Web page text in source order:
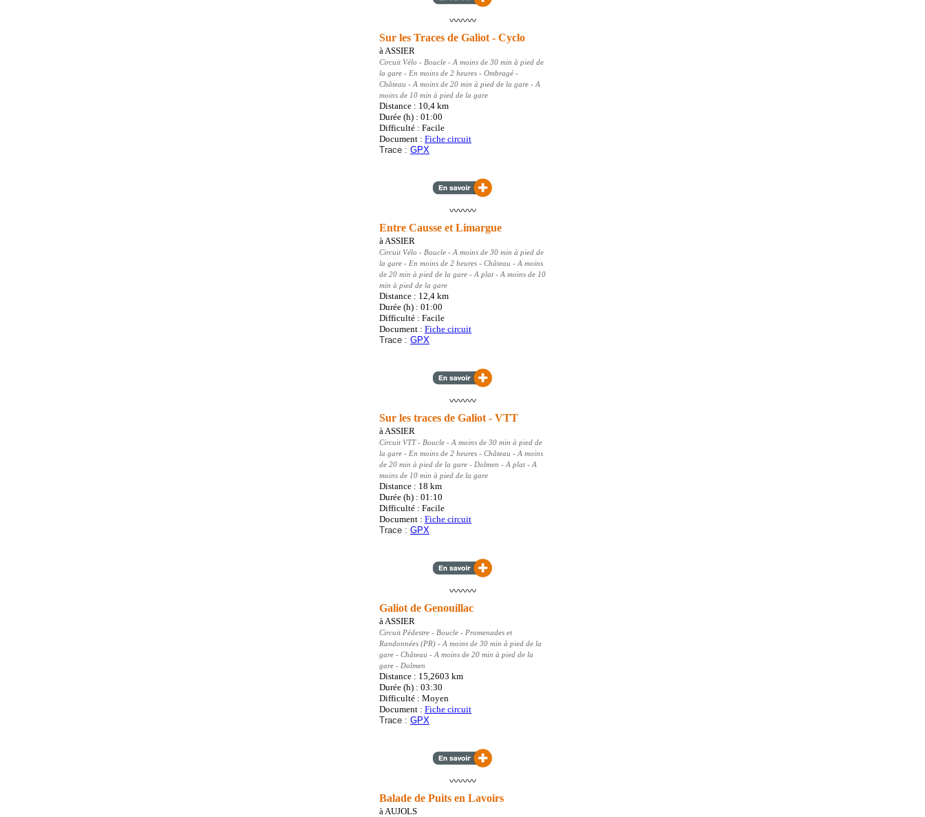
〰️〰️〰️
Sur les Traces de Galiot - Cyclo
àASSIER
Circuit Vélo - Boucle - A moins de 30 min à pied de
la gare - En moins de 2 heures - Ombragé -
Château - A moins de 20 min à pied de la gare - A
moins de 10 min à pied de la gare
Distance : 10,4 km
Durée (h) : 01:00
Difficulté : Facile
Document : Fiche circuit
Trace : GPX
〰️〰️〰️
Entre Causse et Limargue
àASSIER
Circuit Vélo - Boucle - A moins de 30 min à pied de
la gare - En moins de 2 heures - Château - A moins
de 20 min à pied de la gare - A plat - A moins de 10
min à pied de la gare
Distance : 12,4 km
Durée (h) : 01:00
Difficulté : Facile
Document : Fiche circuit
Trace : GPX
〰️〰️〰️
Sur les traces de Galiot - VTT
àASSIER
Circuit VTT- Boucle - A moins de 30 min à pied de
la gare - En moins de 2 heures - Château - A moins
de 20 min à pied de la gare - Dolmen - A plat - A
moins de 10 min à pied de la gare
Distance : 18 km
Durée (h) : 01:10
Difficulté : Facile
Document : Fiche circuit
Trace : GPX
〰️〰️〰️
Galiot de Genouillac
àASSIER
Circuit Pédestre - Boucle - Promenades et
Randonnées (PR) - A moins de 30 min à pied de la
gare - Château - A moins de 20 min à pied de la
gare - Dolmen
Distance : 15,2603 km
Durée (h) : 03:30
Difficulté : Moyen
Document : Fiche circuit
Trace : GPX
〰️〰️〰️
Balade de Puits en Lavoirs
àAUJOLS